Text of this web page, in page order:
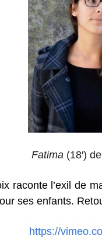
Fatima (18′) de
raconte l’exil de
ses enfants.
https://